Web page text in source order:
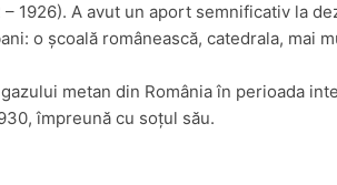
– 1926). A avut un aport semnificativ la
o școală românească, catedrala, mai
metan din România în perioada
împreună cu soțul său.